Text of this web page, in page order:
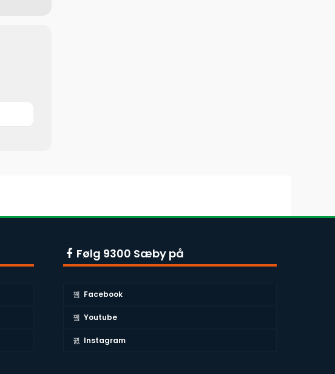
Følg 9300 Sæby på
Facebook
Youtube
Instagram